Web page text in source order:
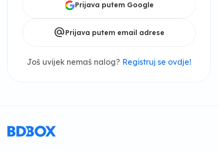
Prijava putem Google
alternate_emailPrijava putem email adrese
Još uvijek nemaš nalog? Registruj se ovdje!